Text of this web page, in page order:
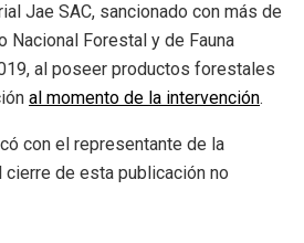
Jae SAC, sancionado con más de
Nacional Forestal y de Fauna
al poseer productos forestales
al momento de la intervención.
con el representante de la
de esta publicación no